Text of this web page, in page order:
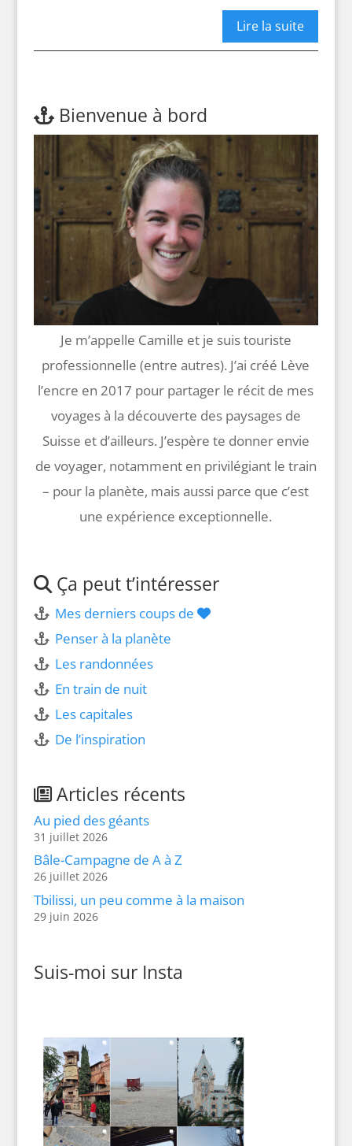
Lire la suite
Bienvenue à bord
Je m’appelle Camille et je suis touriste
professionnelle (entre autres). J’ai créé Lève
l’encre en 2017 pour partager le récit de mes
voyages à la découverte des paysages de
Suisse et d’ailleurs. J’espère te donner envie
de voyager, notamment en privilégiant le train
– pour la planète, mais aussi parce que c’est
une expérience exceptionnelle.
Ça peut t’intéresser
Mes derniers coups de
Penser à la planète
Les randonnées
En train de nuit
Les capitales
De l’inspiration
Articles récents
Au pied des géants
31 juillet 2026
Bâle-Campagne de A à Z
26 juillet 2026
Tbilissi, un peu comme à la maison
29 juin 2026
Suis-moi sur Insta